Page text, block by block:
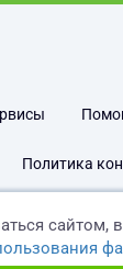
Политика
сайтом,